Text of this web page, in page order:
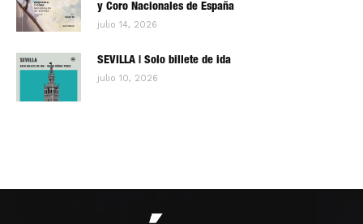
y Coro Nacionales de España
julio 14, 2026
SEVILLA | Solo billete de ida
julio 10, 2026